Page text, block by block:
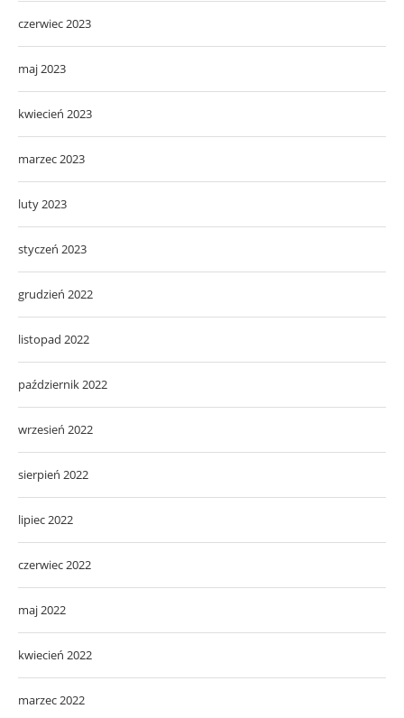
czerwiec 2023
maj 2023
kwiecień 2023
marzec 2023
luty 2023
styczeń 2023
grudzień 2022
listopad 2022
październik 2022
wrzesień 2022
sierpień 2022
lipiec 2022
czerwiec 2022
maj 2022
kwiecień 2022
marzec 2022